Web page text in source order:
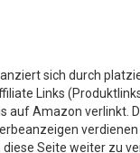
sich durch
Links
auf Amazon verlinkt.
Seite weiter zu